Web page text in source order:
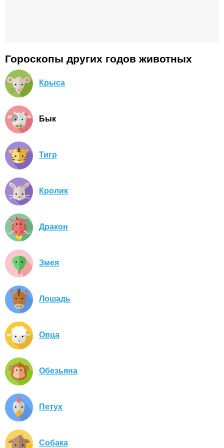
Гороскопы других годов животных
Крыса
Бык
Тигр
Кролик
Дракон
Змея
Лошадь
Овца
Обезьяна
Петух
Собака